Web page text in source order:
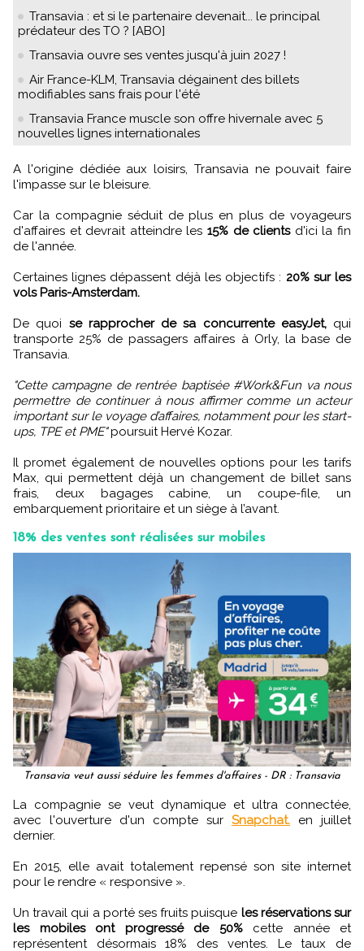
Transavia : et si le partenaire devenait... le principal
prédateur des TO ? [ABO]
Transavia ouvre ses ventes jusqu'à juin 2027 !
Air France-KLM, Transavia dégainent des billets
modifiables sans frais pour l'été
Transavia France muscle son offre hivernale avec 5
nouvelles lignes internationales
A l'origine dédiée aux loisirs, Transavia ne pouvait faire
l'impasse sur le bleisure.
Car la compagnie séduit de plus en plus de voyageurs
d'affaires et devrait atteindre les 15% de clientsd'ici la fin
de l'année.
Certaines lignes dépassent déjà les objectifs : 20% sur les
vols Paris-Amsterdam.
De quoi se rapprocher de sa concurrente easyJet,qui
transporte 25% de passagers affaires à Orly, la base de
Transavia.
"Cette campagne de rentrée baptisée #Work&Fun va nous
permettre de continuer à nous affirmer comme un acteur
important sur le voyage d’affaires, notamment pour les start-
ups, TPE et PME"poursuit Hervé Kozar.
Il promet également de nouvelles options pour les tarifs
Max, qui permettent déjà un changement de billet sans
frais, deux bagages cabine, un coupe-file, un
embarquement prioritaire et un siège à l’avant.
18% des ventes sont réalisées sur mobiles
Transavia veut aussi séduire les femmes d'affaires - DR : Transavia
La compagnie se veut dynamique et ultra connectée,
avec l'ouverture d'un compte sur Snapchat. en juillet
dernier.
En 2015, elle avait totalement repensé son site internet
pour le rendre « responsive ».
Un travail qui a porté ses fruits puisque les réservations sur
les mobiles ont progressé de 50%cette année et
représentent désormais 18% des ventes. Le taux de